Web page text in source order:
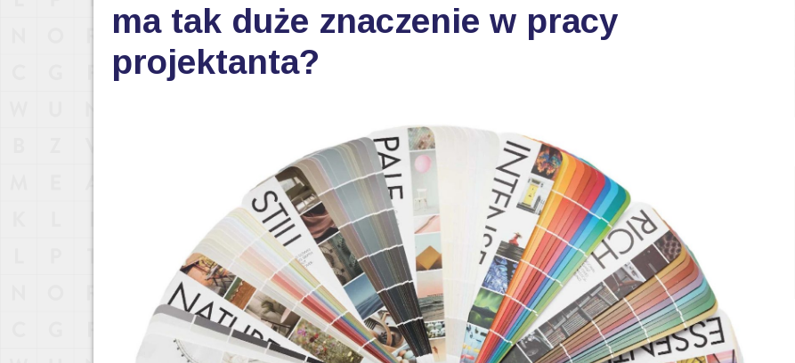
ma tak duże znaczenie w pracy
projektanta?